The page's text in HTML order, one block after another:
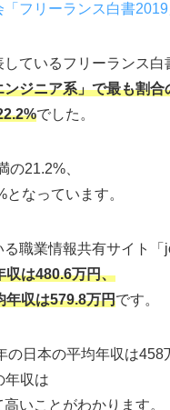
フリーランス白書2019
ているフリーランス白
ジニア系」で最も割合
でした。
の21.2%、
なっています。
職業情報共有サイト「
収は480.6万円、
年収は579.8万円です。
の日本の平均年収は458
年収は
いことがわかります。